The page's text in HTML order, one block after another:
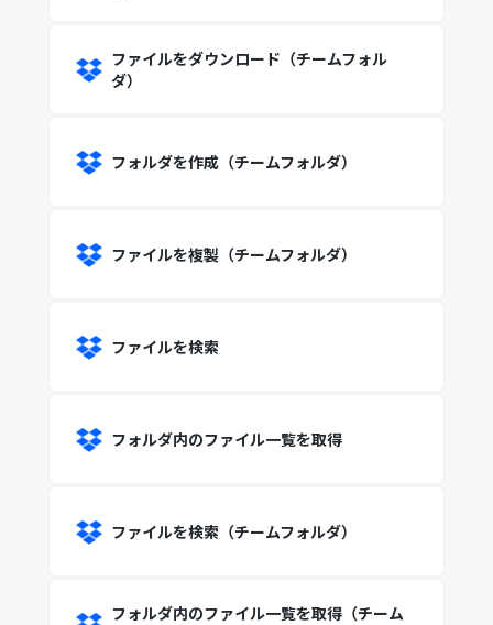
ファイルをダウンロード（チームフォル
ダ）
フォルダを作成（チームフォルダ）
ファイルを複製（チームフォルダ）
ファイルを検索
フォルダ内のファイル一覧を取得
ファイルを検索（チームフォルダ）
フォルダ内のファイル一覧を取得（チーム